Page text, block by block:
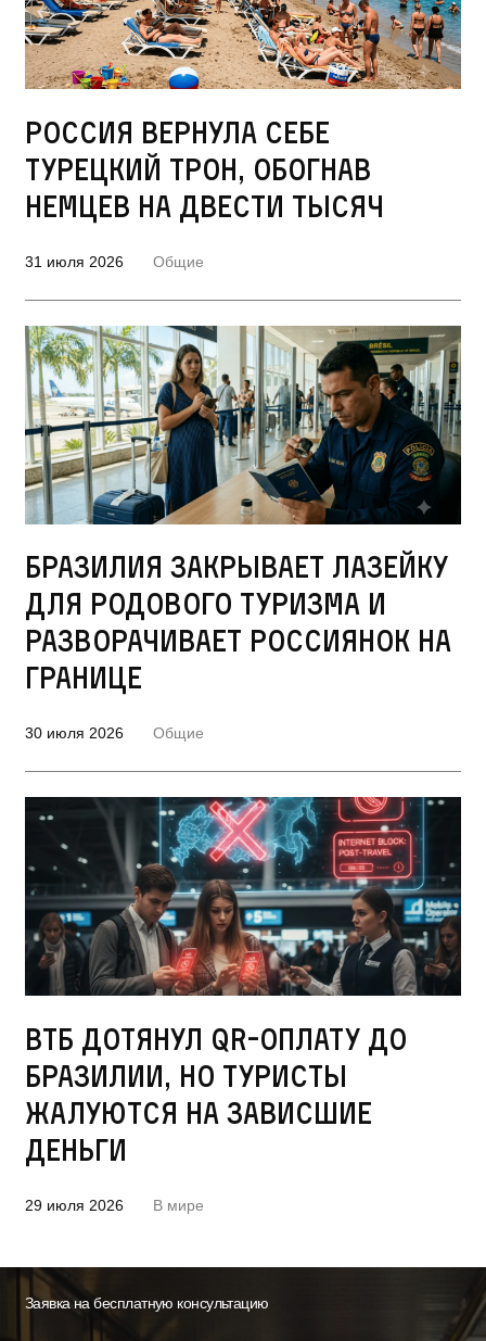
Россия вернула себе
турецкий трон, обогнав
немцев на двести тысяч
31 июля 2026 Общие
Бразилия закрывает лазейку
для родового туризма и
разворачивает россиянок на
границе
30 июля 2026 Общие
ВТБ дотянул QR-оплату до
Бразилии, но туристы
жалуются на зависшие
деньги
29 июля 2026 В мире
Заявка на бесплатную консультацию